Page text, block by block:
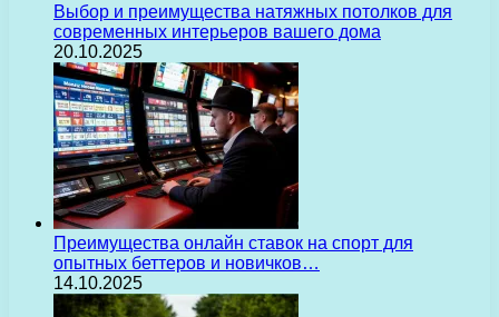
Выбор и преимущества натяжных потолков для
современных интерьеров вашего дома
20.10.2025
Преимущества онлайн ставок на спорт для
опытных беттеров и новичков…
14.10.2025